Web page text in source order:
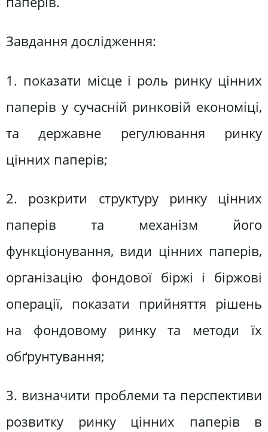
Завдання дослідження:
1. показати місце і роль ринку цінних
паперів у сучасній ринковій економіці,
та державне регулювання ринку
цінних паперів;
2. розкрити структуру ринку цінних
паперів та механізм його
функціонування, види цінних паперів,
організацію фондової біржі і біржові
операції, показати прийняття рішень
на фондовому ринку та методи їх
обґрунтування;
3. визначити проблеми та перспективи
розвитку ринку цінних паперів в